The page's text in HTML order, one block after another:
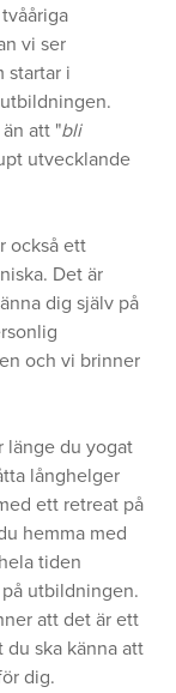
vi ser
startar i
att "bli
utvecklande
också ett
Det är
dig själv på
och vi brinner
länge du yogat
långhelger
ett retreat på
hemma med
tiden
utbildningen.
att det är ett
ska känna att
dig.